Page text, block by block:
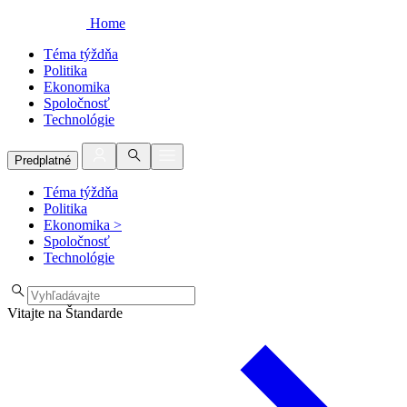
Home
Téma týždňa
Politika
Ekonomika
Spoločnosť
Technológie
Predplatné
Téma týždňa
Politika
Ekonomika >
Spoločnosť
Technológie
Vitajte na Štandarde